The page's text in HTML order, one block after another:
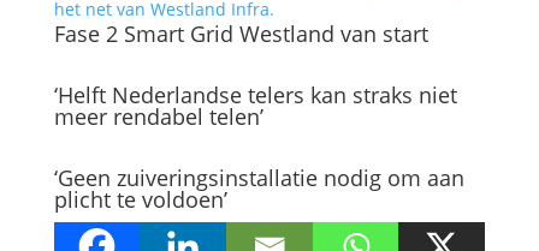
Fase 2 Smart Grid Westland van start
‘Helft Nederlandse telers kan straks niet
meer rendabel telen’
‘Geen zuiveringsinstallatie nodig om aan
plicht te voldoen’